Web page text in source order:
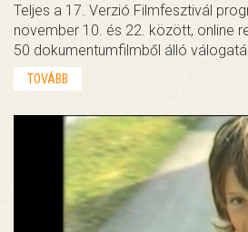
Teljes a 17. Verzió Filmfesztivál
november 10. és 22. között, online
50 dokumentumfilmből álló
TOVÁBB